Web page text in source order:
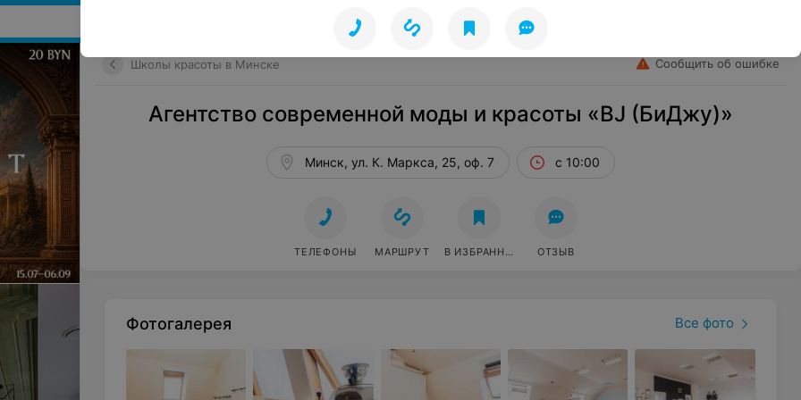
Школы красоты в Минске Сообщить об ошибке
Агентство современной моды и красоты «BJ (БиДжу)»
Минск, ул. К. Маркса, 25, оф. 7 с 10:00
ТЕЛЕФОНЫ МАРШРУТ В ИЗБРАННОЕ ОТЗЫВ
Фотогалерея Все фото